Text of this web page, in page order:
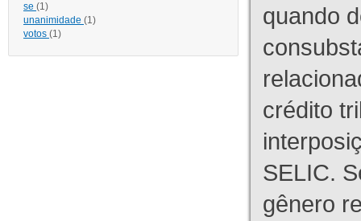
se (1)
unanimidade (1)
votos (1)
quando
crédito
SELIC.
gênero